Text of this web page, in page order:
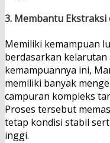
3. Membantu Ekstraksi
Memiliki kemampuan
berdasarkan
kemampuannya ini,
memiliki banyak
campuran kompleks
Proses tersebut
tetap kondisi stabil
inggi.